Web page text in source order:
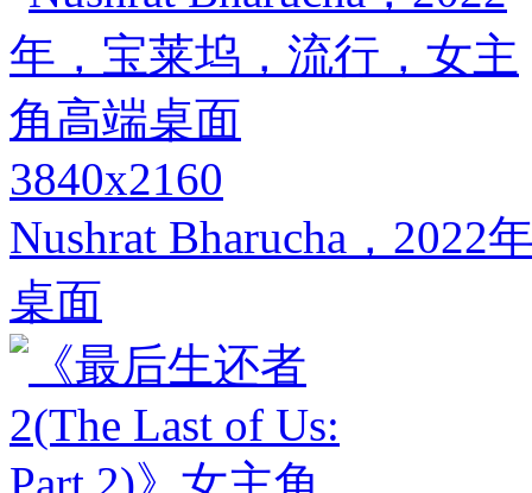
3840x2160
Nushrat Bharucha，
桌面